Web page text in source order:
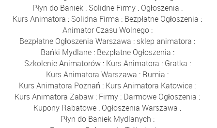
Płyn do Baniek: Solidne Firmy: Ogłoszenia :
Kurs Animatora : Solidna Firma : Bezpłatne Ogłoszenia :
Animator Czasu Wolnego:
Bezpłatne Ogłoszenia Warszawa : sklep animatora :
Bańki Mydlane: Bezpłatne Ogłoszenia :
Szkolenie Animatorów: Kurs Animatora : Gratka :
Kurs Animatora Warszawa : Rumia :
Kurs Animatora Poznań : Kurs Animatora Katowice :
Kurs Animatora Zabaw : Firmy : Darmowe Ogłoszenia :
Kupony Rabatowe : Ogłoszenia Warszawa :
Płyn do Baniek Mydlanych :